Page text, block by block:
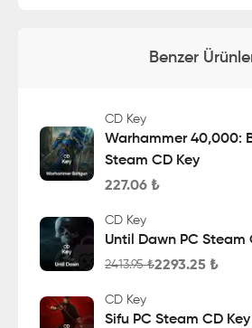
Benzer
CD Key
Warhammer 40,000:
Steam CD Key
227.06 ₺
CD Key
Until Dawn PC Steam
2413.95₺2293.25 ₺
CD Key
Sifu PC Steam CD Key